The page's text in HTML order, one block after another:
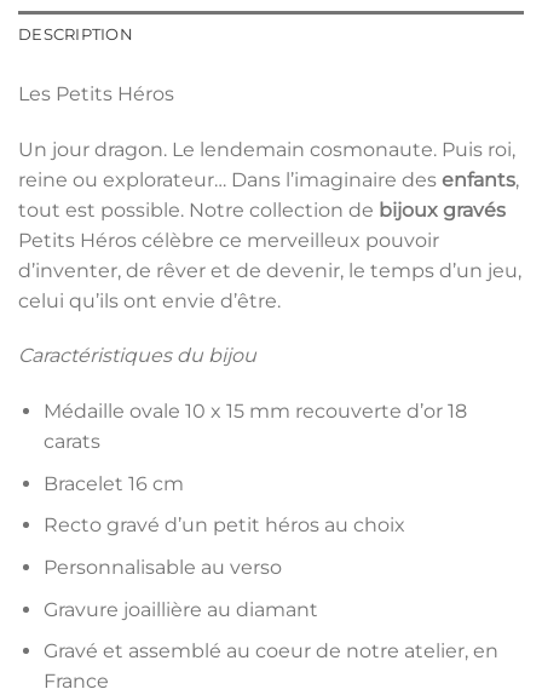
DESCRIPTION
Les Petits Héros
Un jour dragon. Le lendemain cosmonaute. Puis roi,
reine ou explorateur… Dans l’imaginaire des enfants,
tout est possible. Notre collection de bijoux gravés
Petits Héros célèbre ce merveilleux pouvoir
d’inventer, de rêver et de devenir, le temps d’un jeu,
celui qu’ils ont envie d’être.
Caractéristiques du bijou
Médaille ovale 10 x 15 mm recouverte d’or 18
carats
Bracelet 16 cm
Recto gravé d’un petit héros au choix
Personnalisable au verso
Gravure joaillière au diamant
Gravé et assemblé au coeur de notre atelier, en
France